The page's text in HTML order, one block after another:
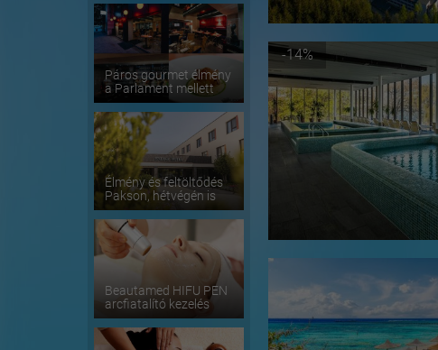
Páros gourmet élmény
a Parlament mellett
Élmény és feltöltődés
Pakson, hétvégén is
Beautamed HIFU PEN
arcfiatalító kezelés
-14%